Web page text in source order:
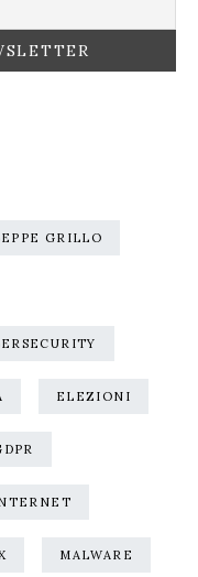
GRILLO
ELEZIONI
MALWARE